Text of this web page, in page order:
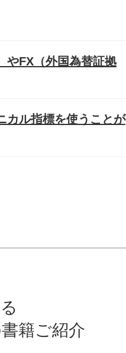
やFX（外国為替証拠
カル指標を使うことが
籍ご紹介